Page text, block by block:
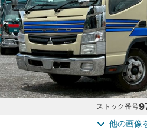
ストック番号
他の画像